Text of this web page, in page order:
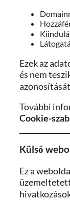
Ezek az
és nem
További
Cookie-
Külső
Ez a